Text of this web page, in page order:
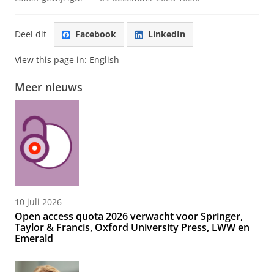
Deel dit Facebook LinkedIn
View this page in: English
Meer nieuws
10 juli 2026
Open access quota 2026 verwacht voor Springer,
Taylor & Francis, Oxford University Press, LWW en
Emerald